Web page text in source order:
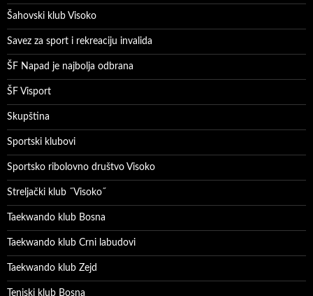
Šahovski klub Visoko
Savez za sport i rekreaciju invalida
ŠF Napad je najbolja odbrana
ŠF Visport
Skupština
Sportski klubovi
Sportsko ribolovno društvo Visoko
Streljački klub ˝Visoko˝
Taekwando klub Bosna
Taekwando klub Crni labudovi
Taekwando klub Zejd
Teniski klub Bosna